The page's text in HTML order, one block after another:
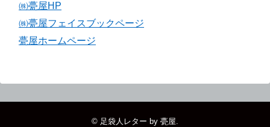
㈱甍屋HP
㈱甍屋フェイスブックページ
甍屋ホームページ
© 足袋人レター by 甍屋.